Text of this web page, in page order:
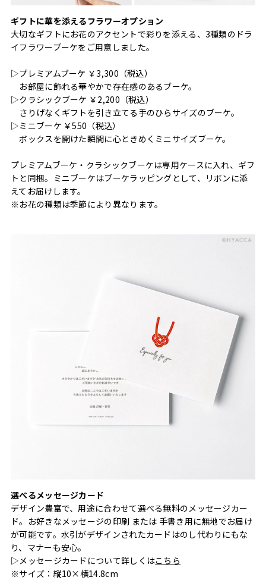
ギフトに華を添えるフラワーオプション
大切なギフトにお花のアクセントで彩りを添える、3種類のドラ
イフラワーブーケをご用意しました。
▷プレミアムブーケ ￥3,300（税込）
お部屋に飾れる華やかで存在感のあるブーケ。
▷クラシックブーケ ￥2,200（税込）
さりげなくギフトを引き立てる手のひらサイズのブーケ。
▷ミニブーケ ￥550（税込）
ボックスを開けた瞬間に心ときめくミニサイズブーケ。
プレミアムブーケ・クラシックブーケは専用ケースに入れ、ギフ
トと同梱。ミニブーケはブーケラッピングとして、リボンに添
えてお届けします。
※お花の種類は季節により異なります。
選べるメッセージカード
デザイン豊富で、用途に合わせて選べる無料のメッセージカー
ド。お好きなメッセージの印刷 または 手書き用に無地でお届け
が可能です。水引がデザインされたカードはのし代わりにもな
り、マナーも安心。
▷メッセージカードについて詳しくはこちら
※サイズ：縦10×横14.8cm